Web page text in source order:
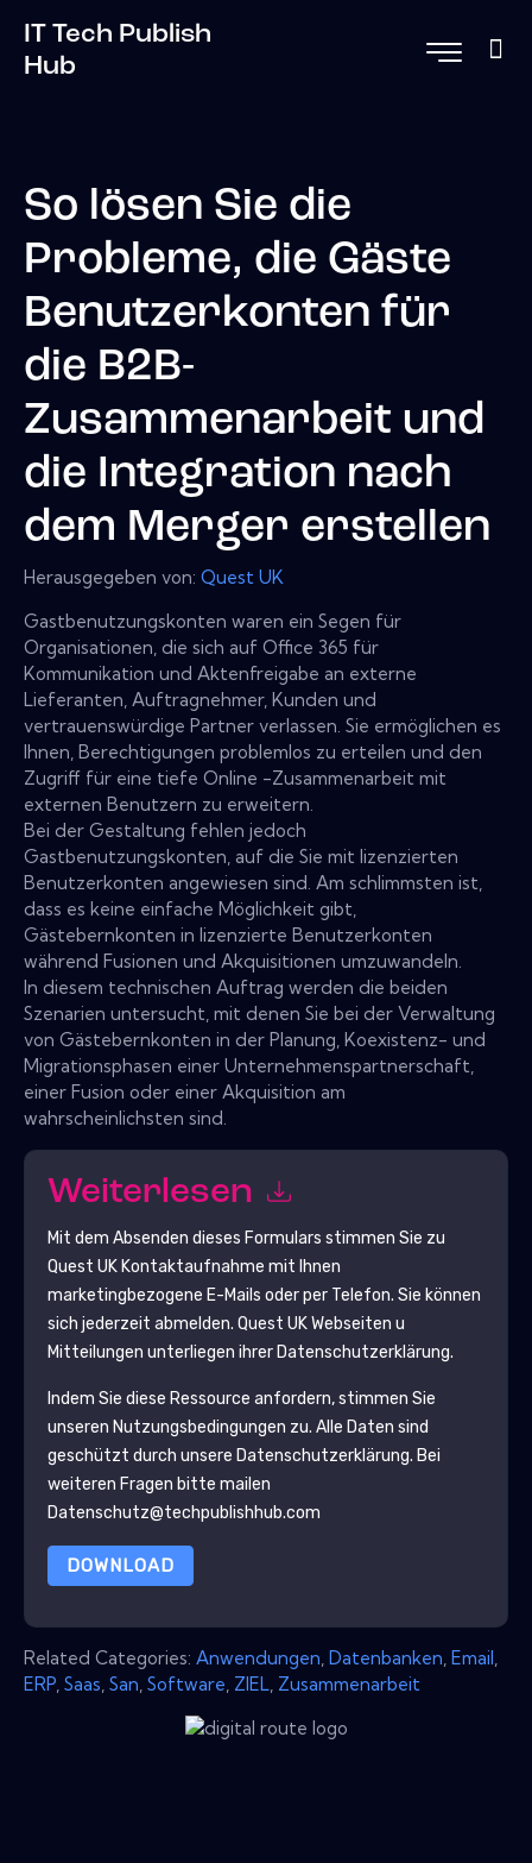
IT Tech Publish
Hub
So lösen Sie die
Probleme, die Gäste
Benutzerkonten für
die B2B-
Zusammenarbeit und
die Integration nach
dem Merger erstellen
Herausgegeben von: Quest UK
Gastbenutzungskonten waren ein Segen für
Organisationen, die sich auf Office 365 für
Kommunikation und Aktenfreigabe an externe
Lieferanten, Auftragnehmer, Kunden und
vertrauenswürdige Partner verlassen. Sie ermöglichen es
Ihnen, Berechtigungen problemlos zu erteilen und den
Zugriff für eine tiefe Online -Zusammenarbeit mit
externen Benutzern zu erweitern.
Bei der Gestaltung fehlen jedoch
Gastbenutzungskonten, auf die Sie mit lizenzierten
Benutzerkonten angewiesen sind. Am schlimmsten ist,
dass es keine einfache Möglichkeit gibt,
Gästebernkonten in lizenzierte Benutzerkonten
während Fusionen und Akquisitionen umzuwandeln.
In diesem technischen Auftrag werden die beiden
Szenarien untersucht, mit denen Sie bei der Verwaltung
von Gästebernkonten in der Planung, Koexistenz- und
Migrationsphasen einer Unternehmenspartnerschaft,
einer Fusion oder einer Akquisition am
wahrscheinlichsten sind.
Weiterlesen
Mit dem Absenden dieses Formulars stimmen Sie zu
Quest UKKontaktaufnahme mit Ihnen
marketingbezogene E-Mails oder per Telefon. Sie können
sich jederzeit abmelden. Quest UKWebseiten u
Mitteilungen unterliegen ihrer Datenschutzerklärung.
Indem Sie diese Ressource anfordern, stimmen Sie
unseren Nutzungsbedingungen zu. Alle Daten sind
geschützt durch unsere Datenschutzerklärung. Bei
weiteren Fragen bitte mailen
Datenschutz@techpublishhub.com
DOWNLOAD
Related Categories: Anwendungen Datenbanken Email
ERP Saas San Software ZIEL Zusammenarbeit